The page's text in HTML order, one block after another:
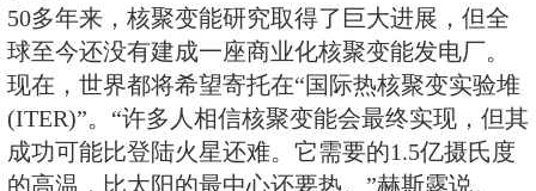
但是为模拟太阳的热核聚变过程，
和近1.5亿摄氏度的高温这一严苛
逸电子会突然加速，导致反应堆装
典查尔姆斯理工大学博士研究生林